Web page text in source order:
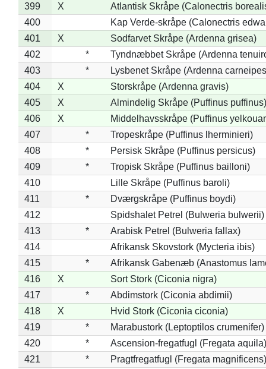
399
X
Atlantisk Skråpe (Calonectris
400
Kap Verde-skråpe (Calonectris
401
X
Sodfarvet Skråpe (Ardenna grisea)
402
*
Tyndnæbbet Skråpe (Ardenna
403
*
Lysbenet Skråpe (Ardenna
404
X
Storskråpe (Ardenna gravis)
405
X
Almindelig Skråpe (Puffinus puffinus)
406
X
Middelhavsskråpe (Puffinus
407
*
Tropeskråpe (Puffinus lherminieri)
408
*
Persisk Skråpe (Puffinus persicus)
409
*
Tropisk Skråpe (Puffinus bailloni)
410
Lille Skråpe (Puffinus baroli)
411
*
Dværgskråpe (Puffinus boydi)
412
Spidshalet Petrel (Bulweria bulwerii)
413
*
Arabisk Petrel (Bulweria fallax)
414
Afrikansk Skovstork (Mycteria ibis)
415
*
Afrikansk Gabenæb (Anastomus
416
X
Sort Stork (Ciconia nigra)
417
*
Abdimstork (Ciconia abdimii)
418
X
Hvid Stork (Ciconia ciconia)
419
*
Marabustork (Leptoptilos crumenifer)
420
*
Ascension-fregatfugl (Fregata aquila)
421
*
Pragtfregatfugl (Fregata magnificens)